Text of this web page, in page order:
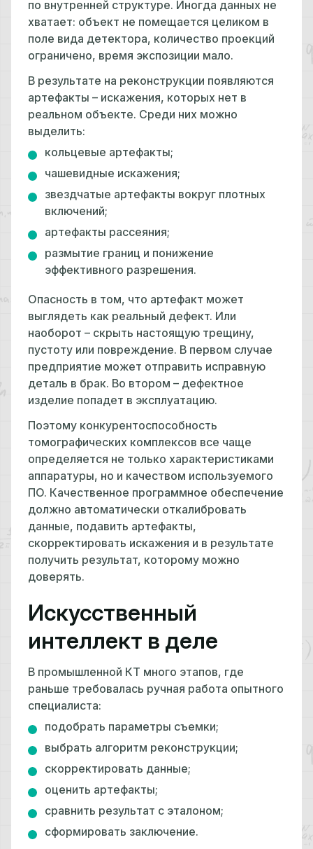
по внутренней структуре. Иногда данных не
хватает: объект не помещается целиком в
поле вида детектора, количество проекций
ограничено, время экспозиции мало.
В результате на реконструкции появляются
артефакты – искажения, которых нет в
реальном объекте. Среди них можно
выделить:
кольцевые артефакты;
чашевидные искажения;
звездчатые артефакты вокруг плотных
включений;
артефакты рассеяния;
размытие границ и понижение
эффективного разрешения.
Опасность в том, что артефакт может
выглядеть как реальный дефект. Или
наоборот – скрыть настоящую трещину,
пустоту или повреждение. В первом случае
предприятие может отправить исправную
деталь в брак. Во втором – дефектное
изделие попадет в эксплуатацию.
Поэтому конкурентоспособность
томографических комплексов все чаще
определяется не только характеристиками
аппаратуры, но и качеством используемого
ПО. Качественное программное обеспечение
должно автоматически откалибровать
данные, подавить артефакты,
скорректировать искажения и в результате
получить результат, которому можно
доверять.
Искусственный
интеллект в деле
В промышленной КТ много этапов, где
раньше требовалась ручная работа опытного
специалиста:
подобрать параметры съемки;
выбрать алгоритм реконструкции;
скорректировать данные;
оценить артефакты;
сравнить результат с эталоном;
сформировать заключение.